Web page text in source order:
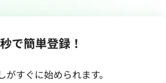
で簡単登録！
すぐに始められます。